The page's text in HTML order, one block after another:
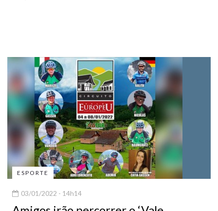
ESPORTE
03/01/2022 - 14h14